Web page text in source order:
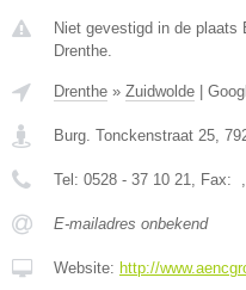
Niet gevestigd in de plaats
Drenthe.
Drenthe » Zuidwolde
Burg. Tonckenstraat 25
Tel: 0528 - 37 10 21 , Fax:
E-mailadres onbekend
Website: http://